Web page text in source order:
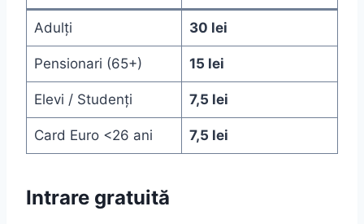
Adulți 30 lei
Pensionari (65+) 15 lei
Elevi / Studenți 7,5 lei
Card Euro <26 ani 7,5 lei
Intrare gratuită